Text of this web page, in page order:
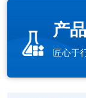
产
匠心于